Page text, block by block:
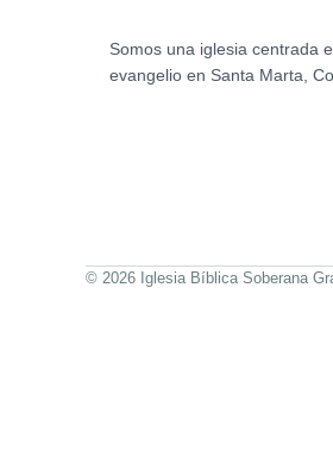
Somos una iglesia centrada
evangelio en Santa Marta,
© 2026 Iglesia Bíblica Soberana